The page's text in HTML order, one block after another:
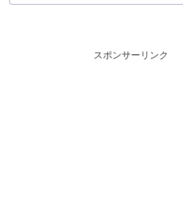
スポンサーリンク